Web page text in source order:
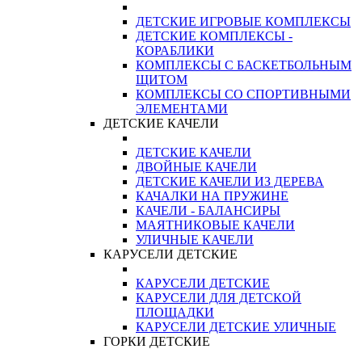
ДЕТСКИЕ ИГРОВЫЕ КОМПЛЕКСЫ
ДЕТСКИЕ КОМПЛЕКСЫ -
КОРАБЛИКИ
КОМПЛЕКСЫ С БАСКЕТБОЛЬНЫМ
ЩИТОМ
КОМПЛЕКСЫ СО СПОРТИВНЫМИ
ЭЛЕМЕНТАМИ
ДЕТСКИЕ КАЧЕЛИ
ДЕТСКИЕ КАЧЕЛИ
ДВОЙНЫЕ КАЧЕЛИ
ДЕТСКИЕ КАЧЕЛИ ИЗ ДЕРЕВА
КАЧАЛКИ НА ПРУЖИНЕ
КАЧЕЛИ - БАЛАНСИРЫ
МАЯТНИКОВЫЕ КАЧЕЛИ
УЛИЧНЫЕ КАЧЕЛИ
КАРУСЕЛИ ДЕТСКИЕ
КАРУСЕЛИ ДЕТСКИЕ
КАРУСЕЛИ ДЛЯ ДЕТСКОЙ
ПЛОЩАДКИ
КАРУСЕЛИ ДЕТСКИЕ УЛИЧНЫЕ
ГОРКИ ДЕТСКИЕ